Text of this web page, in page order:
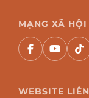
MẠNG XÃ HỘI
WEBSITE